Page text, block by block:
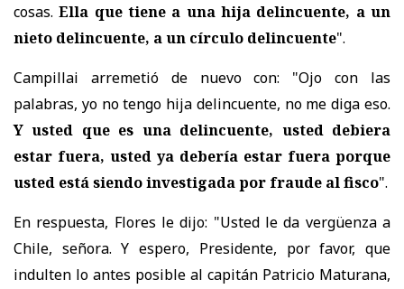
cosas.Ella que tiene a una hija delincuente, a un
nieto delincuente, a un círculo delincuente".
Campillai arremetió de nuevo con: "Ojo con las
palabras, yo no tengo hija delincuente, no me diga eso.
Y usted que es una delincuente, usted debiera
estar fuera, usted ya debería estar fuera porque
usted está siendo investigada por fraude al fisco".
En respuesta, Flores le dijo: "Usted le da vergüenza a
Chile, señora. Y espero, Presidente, por favor, que
indulten lo antes posible al capitán Patricio Maturana,